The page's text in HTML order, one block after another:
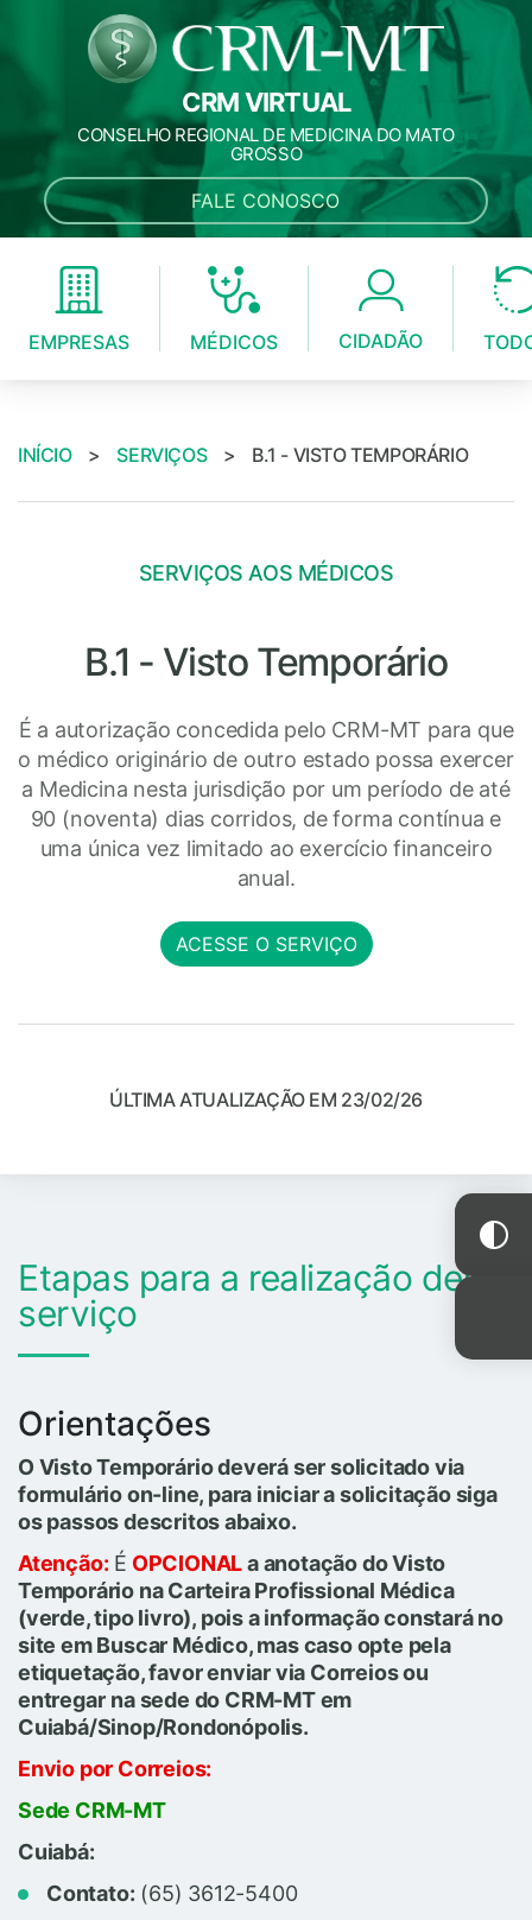
CRM VIRTUAL
CONSELHO REGIONAL DE MEDICINA DO MATO
GROSSO
FALE CONOSCO
EMPRESAS MÉDICOS CIDADÃO
INÍCIO > SERVIÇOS > B.1 - VISTO TEMPORÁRIO
SERVIÇOS AOS MÉDICOS
B.1 - Visto Temporário
É a autorização concedida pelo CRM-MT para que
o médico originário de outro estado possa exercer
a Medicina nesta jurisdição por um período de até
90 (noventa) dias corridos, de forma contínua e
uma única vez limitado ao exercício financeiro
anual.
ACESSE O SERVIÇO
ÚLTIMA ATUALIZAÇÃO EM 23/02/26
Etapas para a realização deste
serviço
Orientações
O Visto Temporário deverá ser solicitado via
formulário on-line, para iniciar a solicitação siga
os passos descritos abaixo.
Atenção: É OPCIONALa anotação do Visto
Temporário na Carteira Profissional Médica
(verde, tipo livro), pois a informação constará no
site em Buscar Médico, mas caso opte pela
etiquetação, favor enviar via Correios ou
entregar na sede do CRM-MT em
Cuiabá/Sinop/Rondonópolis.
Envio por Correios:
Sede CRM-MT
Cuiabá:
Contato: (65) 3612-5400